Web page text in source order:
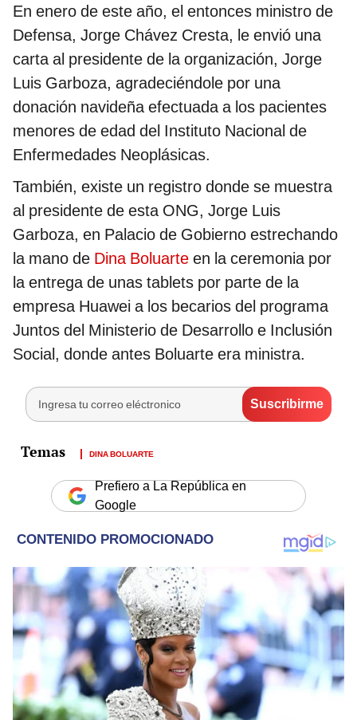
En enero de este año, el entonces ministro de
Defensa, Jorge Chávez Cresta, le envió una
carta al presidente de la organización, Jorge
Luis Garboza, agradeciéndole por una
donación navideña efectuada a los pacientes
menores de edad del Instituto Nacional de
Enfermedades Neoplásicas.
También, existe un registro donde se muestra
al presidente de esta ONG, Jorge Luis
Garboza, en Palacio de Gobierno estrechando
la mano de Dina Boluarte en la ceremonia por
la entrega de unas tablets por parte de la
empresa Huawei a los becarios del programa
Juntos del Ministerio de Desarrollo e Inclusión
Social, donde antes Boluarte era ministra.
DINA BOLUARTE
Prefiero a La República en
Google